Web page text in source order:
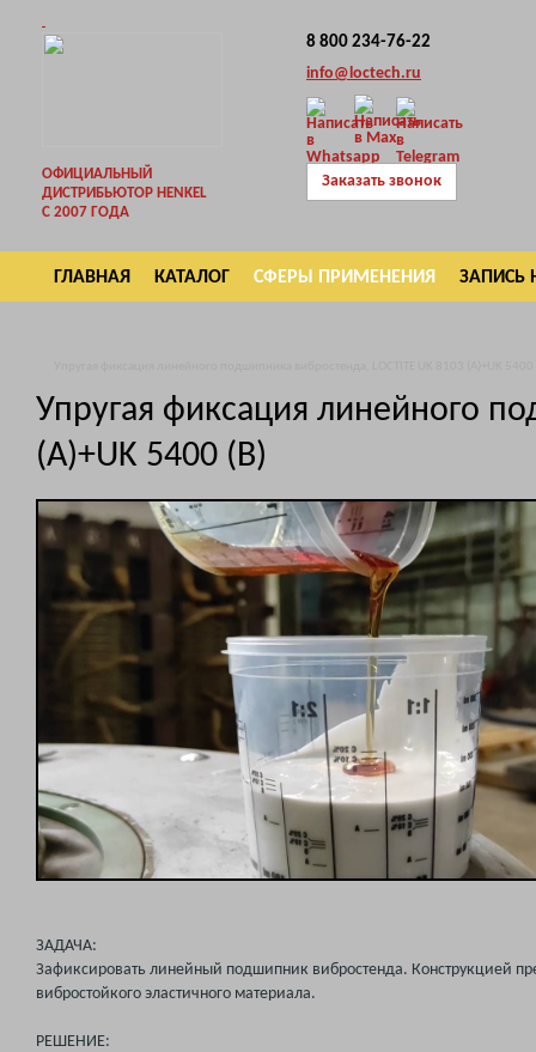
ОФИЦИАЛЬНЫЙ
ДИСТРИБЬЮТОР HENKEL
С 2007 ГОДА
8 800 234-76-22
info@loctech.ru
Заказать звонок
ГЛАВНАЯ КАТАЛОГ СФЕРЫ ПРИМЕНЕНИЯ ЗАПИСЬ
Упругая фиксация линейного
(А)+UK 5400 (В)
ЗАДАЧА:
Зафиксировать линейный подшипник вибростенда. Конструкцией
вибростойкого эластичного материала.
РЕШЕНИЕ: